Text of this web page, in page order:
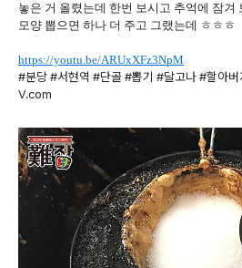
놓은 거 올렸는데 한번 보시고 추억에 잠겨
모양 뽑으면 하나 더 주고 그랬는데 ㅎㅎㅎ
https://youtu.be/ARUxXFz3NpM
#분당 #서현역 #단골 #뽑기 #달고나 #할아
V.com